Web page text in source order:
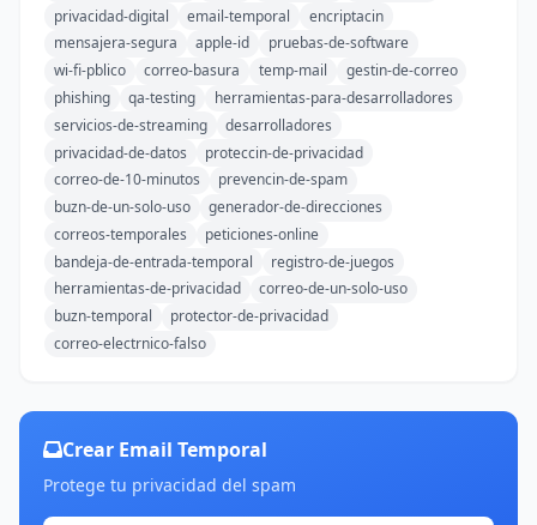
privacidad-digital
email-temporal
encriptacin
mensajera-segura
apple-id
pruebas-de-software
wi-fi-pblico
correo-basura temp-mail
gestin-de-correo
phishing
qa-testing
herramientas-para-desarrolladores
servicios-de-streaming
desarrolladores
privacidad-de-datos
proteccin-de-privacidad
correo-de-10-minutos
prevencin-de-spam
buzn-de-un-solo-uso
generador-de-direcciones
correos-temporales
peticiones-online
bandeja-de-entrada-temporal
registro-de-juegos
herramientas-de-privacidad
correo-de-un-solo-uso
buzn-temporal
protector-de-privacidad
correo-electrnico-falso
Crear Email Temporal
Protege tu privacidad del spam